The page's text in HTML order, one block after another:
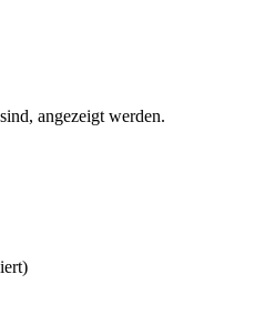
angezeigt werden.